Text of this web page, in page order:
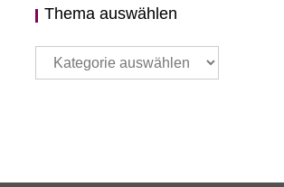
Thema auswählen
Thema
auswählen